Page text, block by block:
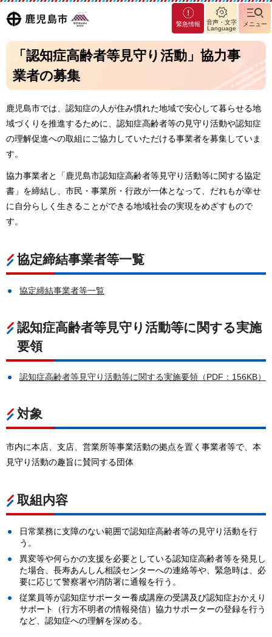
鹿児島
市
マグ
マシ
ティ
鹿児
島市
緊急情報
音声・文字
Language
メニュー
「認知症高齢者等見守り活動」協力事
業者の募集
鹿児島市では、認知症の人が住み慣れた地域で安心して暮らせる地
域づくりを推進するために、認知症高齢者等の見守り活動や認知症
の理解促進への取組にご協力していただける事業者を募集していま
す。
協力事業者と「鹿児島市認知症高齢者等見守り活動等に関する協定
書」を締結し、市民・事業所・行政が一体となって、だれもが幸せ
に自分らしく生きることができる地域社会の実現をめざすもので
す。
協定締結事業者等一覧
協定締結事業者等一覧
認知症高齢者等見守り活動等に関する実施
要領
認知症高齢者等見守り活動等に関する実施要領（PDF：156KB）
対象
市内に本店、支店、営業所等事業活動の拠点を置く事業者等で、本
見守り活動の趣旨に賛同する団体
取組内容
日常業務に支障のない範囲で認知症高齢者等の見守り活動を行
う。
異変等や何らかの支援を必要としている認知症高齢者等を発見し
た場合、長寿あんしん相談センターへの連絡等や、緊急時は、必
要に応じて警察署や消防署に通報を行う。
従業員等が認知症サポーター養成講座の受講及び認知症おかえり
サポート（行方不明者の情報発信）協力サポーターの登録を行う
など、認知症への理解を深める。